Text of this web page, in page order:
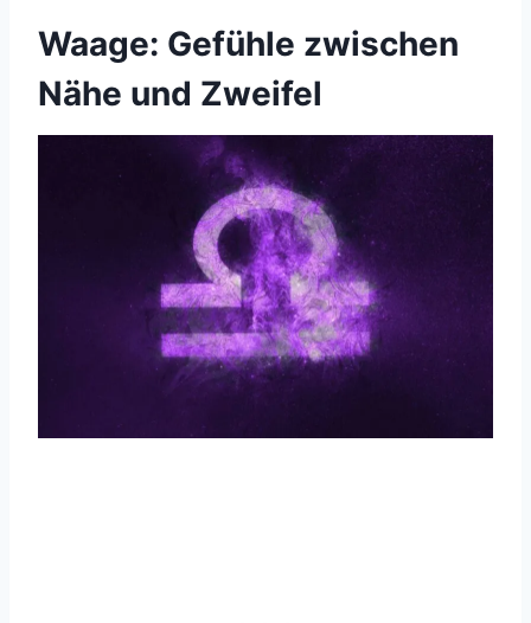
Waage: Gefühle zwischen
Nähe und Zweifel